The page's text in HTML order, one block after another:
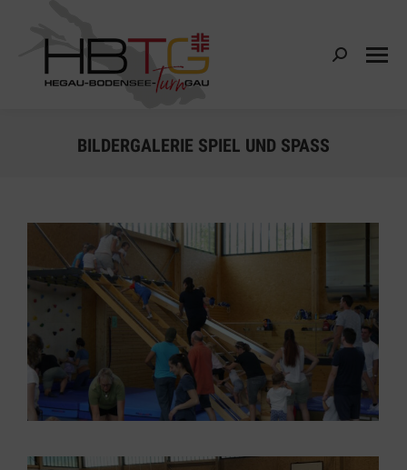
Search:
BILDERGALERIE SPIEL UND SPASS